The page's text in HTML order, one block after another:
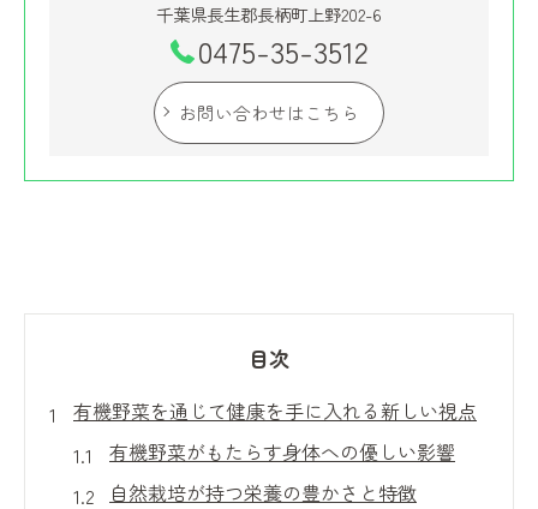
千葉県長生郡長柄町上野202-6
0475-35-3512
お問い合わせはこちら
目次
有機野菜を通じて健康を手に入れる新しい視点
有機野菜がもたらす身体への優しい影響
自然栽培が持つ栄養の豊かさと特徴